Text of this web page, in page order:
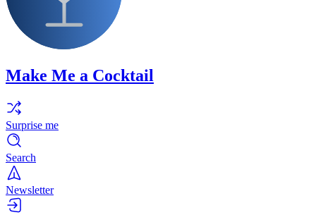
Make Me a Cocktail
Surprise me
Search
Newsletter